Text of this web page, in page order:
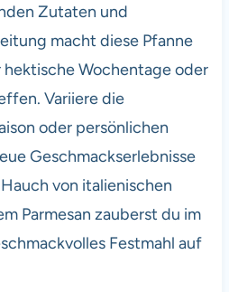
Zutaten und
macht diese Pfanne
Wochentage oder
Variiere die
oder persönlichen
Geschmackserlebnisse
von italienischen
Parmesan zauberst du im
Festmahl auf